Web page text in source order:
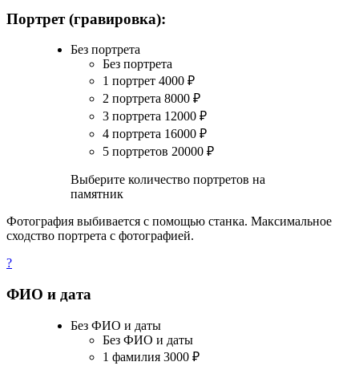
Портрет (гравировка):
Без портрета
Без портрета
1 портрет 4000 ₽
2 портрета 8000 ₽
3 портрета 12000 ₽
4 портрета 16000 ₽
5 портретов 20000 ₽
Выберите количество портретов на
памятник
Фотография выбивается с помощью станка. Максимальное
сходство портрета с фотографией.
?
ФИО и дата
Без ФИО и даты
Без ФИО и даты
1 фамилия 3000 ₽